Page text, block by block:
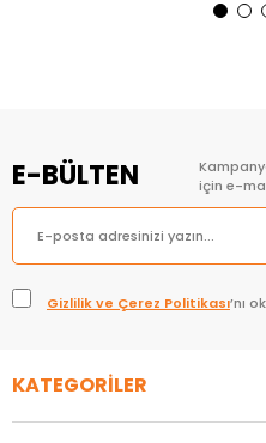
E-BÜLTEN
için e-
Gizlilik ve Çerez Politikası’nı
KATEGORİLER